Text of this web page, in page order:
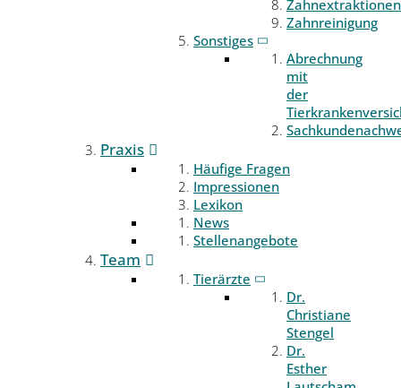
Zahnextraktionen
Zahnreinigung
Sonstiges
Abrechnung
mit
der
Praxis
Häufige Fragen
Impressionen
Lexikon
News
Stellenangebote
Team
Tierärzte
Dr.
Christiane
Stengel
Dr.
Esther